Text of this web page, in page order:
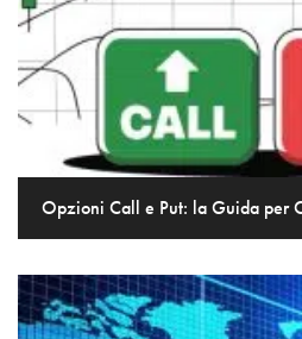
Opzioni Call e Put: la Guida per